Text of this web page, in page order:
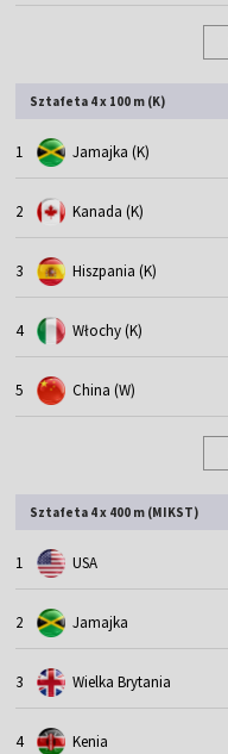
Sztafeta 4 x 100 m (K)
1 Jamajka (K)
2 Kanada (K)
3 Hiszpania (K)
4 Włochy (K)
5 China (W)
Sztafeta 4 x 400 m (MIKST)
1 USA
2 Jamajka
3 Wielka Brytania
4 Kenia